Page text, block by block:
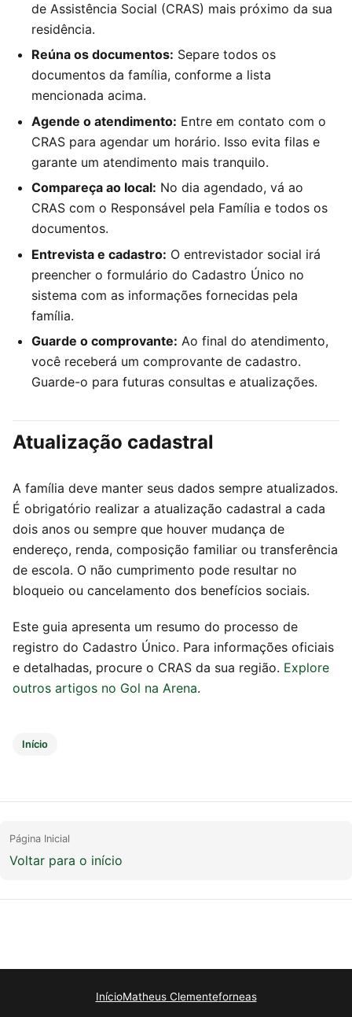
de Assistência Social (CRAS) mais próximo da sua
residência.
Reúna os documentos: Separe todos os
documentos da família, conforme a lista
mencionada acima.
Agende o atendimento: Entre em contato com o
CRAS para agendar um horário. Isso evita filas e
garante um atendimento mais tranquilo.
Compareça ao local: No dia agendado, vá ao
CRAS com o Responsável pela Família e todos os
documentos.
Entrevista e cadastro: O entrevistador social irá
preencher o formulário do Cadastro Único no
sistema com as informações fornecidas pela
família.
Guarde o comprovante: Ao final do atendimento,
você receberá um comprovante de cadastro.
Guarde-o para futuras consultas e atualizações.
Atualização cadastral
A família deve manter seus dados sempre atualizados.
É obrigatório realizar a atualização cadastral a cada
dois anos ou sempre que houver mudança de
endereço, renda, composição familiar ou transferência
de escola. O não cumprimento pode resultar no
bloqueio ou cancelamento dos benefícios sociais.
Este guia apresenta um resumo do processo de
registro do Cadastro Único. Para informações oficiais
e detalhadas, procure o CRAS da sua região. Explore
outros artigos no Gol na Arena.
Início
Página Inicial
Voltar para o início
InícioMatheus Clementeforneas